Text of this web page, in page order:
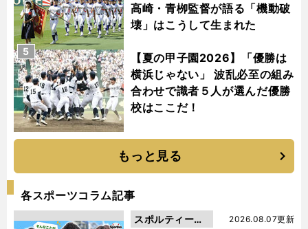
高崎・青栁監督が語る「機動破
壊」はこうして生まれた
【夏の甲子園2026】「優勝は
横浜じゃない」 波乱必至の組み
合わせで識者５人が選んだ優勝
校はここだ！
5
もっと見る
各スポーツコラム記事
2026.08.07更新
スポルティーバ